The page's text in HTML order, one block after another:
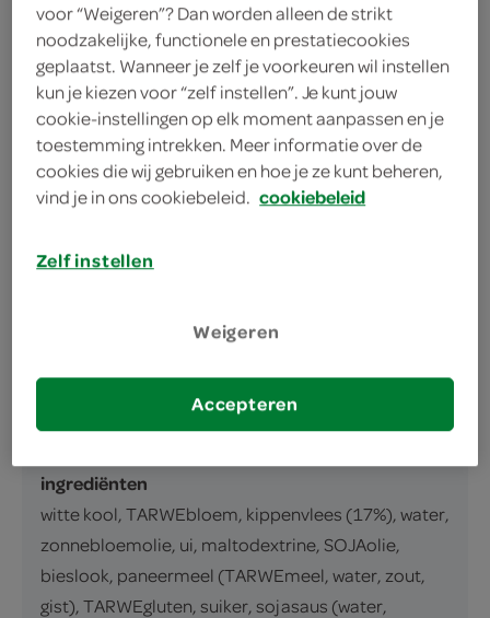
gestoomde kipgyoza als warme Japanse snack
omschrijving
ingrediënten
ingrediënten
witte kool, TARWEbloem, kippenvlees (17%), water,
zonnebloemolie, ui, maltodextrine, SOJAolie,
bieslook, paneermeel (TARWEmeel, water, zout,
gist), TARWEgluten, suiker, sojasaus (water,
voor “Weigeren”? Dan worden alleen de strikt
noodzakelijke, functionele en prestatiecookies
geplaatst. Wanneer je zelf je voorkeuren wil instellen
kun je kiezen voor “zelf instellen”. Je kunt jouw
cookie-instellingen op elk moment aanpassen en je
toestemming intrekken. Meer informatie over de
cookies die wij gebruiken en hoe je ze kunt beheren,
vind je in ons cookiebeleid. cookiebeleid
Zelf instellen
Weigeren
Accepteren